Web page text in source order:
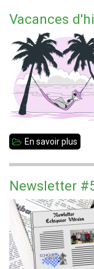
-
Vacances
En savoir plus
Newsletter